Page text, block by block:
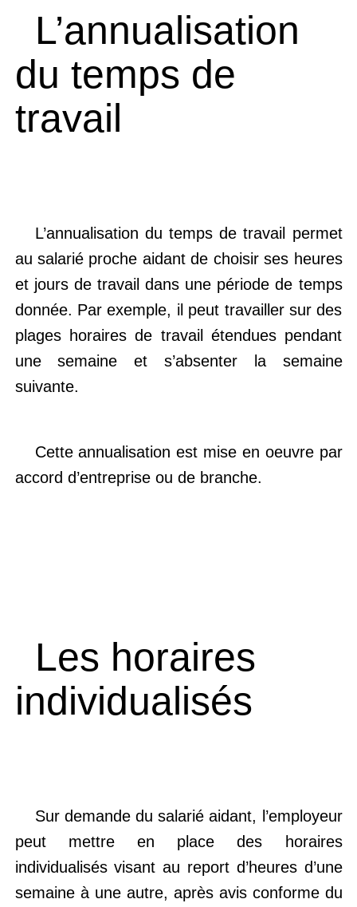
L’annualisation
du temps de
travail
L’annualisation du temps de travail permet
au salarié proche aidant de choisir ses heures
et jours de travail dans une période de temps
donnée. Par exemple, il peut travailler sur des
plages horaires de travail étendues pendant
une semaine et s’absenter la semaine
suivante.
Cette annualisation est mise en oeuvre par
accord d’entreprise ou de branche.
Les horaires
individualisés
Sur demande du salarié aidant, l’employeur
peut mettre en place des horaires
individualisés visant au report d’heures d’une
semaine à une autre, après avis conforme du